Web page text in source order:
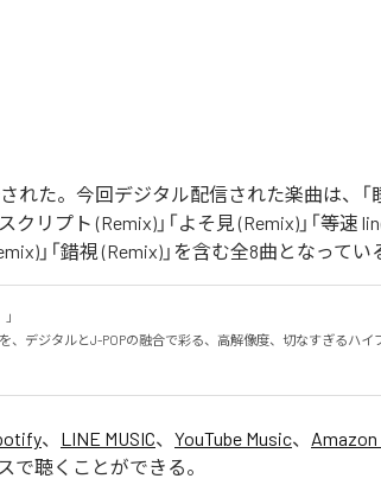
れた。今回デジタル配信された楽曲は、「
クリプト (Remix)」「よそ見 (Remix)」「等速
」「錯視 (Remix)」を含む全8曲となってい
、デジタルとJ-POPの融合で彩る、高解像度、切なすぎるハイ
、 LINE MUSIC、 YouTube Music、
で聴くことができる。